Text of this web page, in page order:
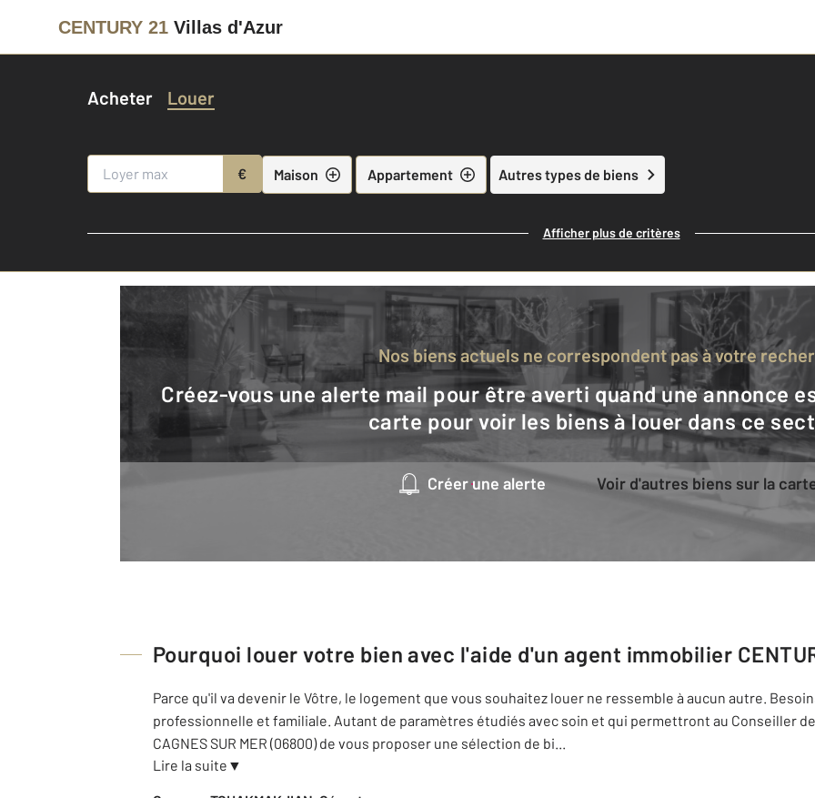
CENTURY 21 Villas d'Azur
Acheter Louer
€ Maison Appartement Autres types de biens
Afficher plus de critères
Nos biens actuels ne correspondent pas à votre
Créez-vous une alerte mail pour être averti quand une annonce est en ligne et consultez la
carte pour voir les biens à louer dans ce
Créer une alerte Voir d'autres biens sur la
Pourquoi louer votre bien avec l'aide d'un agent immobilier
Parce qu'il va devenir le Vôtre, le logement que vous souhaitez louer ne ressemble à aucun autre.
professionnelle et familiale. Autant de paramètres étudiés avec soin et qui permettront au Conseiller de
CAGNES SUR MER (06800) de vous proposer une sélection de bi...
Lire la suite ▼